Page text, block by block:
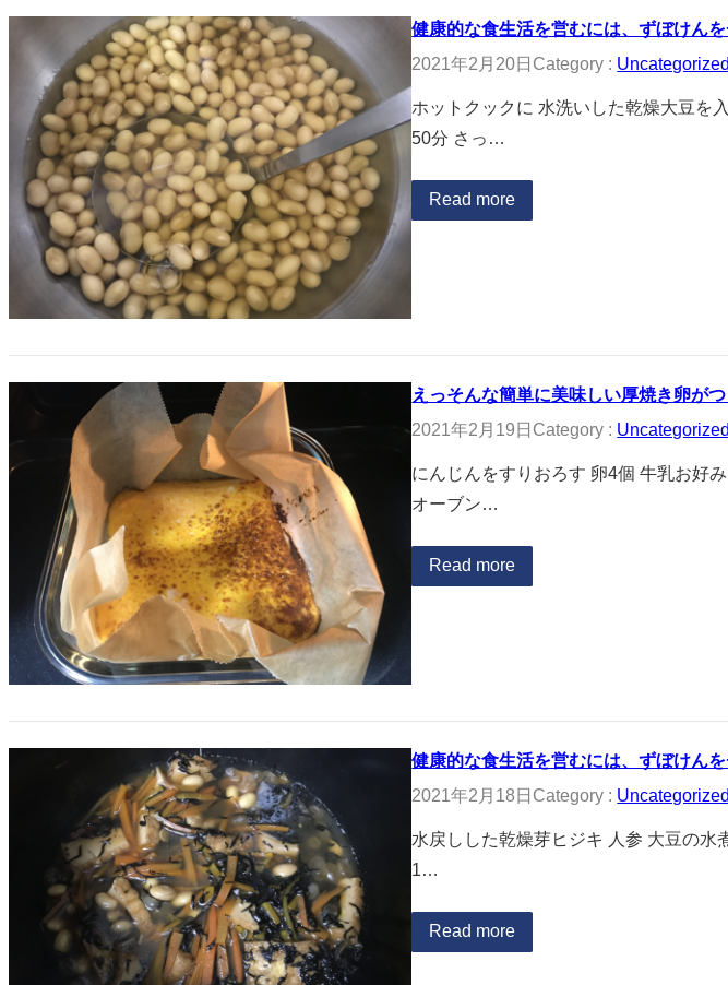
健康的な食生活を営むには、ずぼけん
2021年2月20日 Category : Uncategorized
ホットクックに 水洗いした乾燥大豆を
50分 さっ…
Read more
えっそんな簡単に美味しい厚焼き卵が
2021年2月19日 Category : Uncategorized
にんじんをすりおろす 卵4個 牛乳お好
オーブン…
Read more
健康的な食生活を営むには、ずぼけん
2021年2月18日 Category : Uncategorized
水戻しした乾燥芽ヒジキ 人参 大豆の
1…
Read more